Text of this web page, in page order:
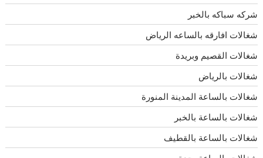
شركه سباكه بالخبر
شغالات افارقه بالساعه الرياض
شغالات القصيم وبريدة
شغالات بالرياض
شغالات بالساعة المدينة المنورة
شغالات بالساعة بالخبر
شغالات بالساعة بالقطيف